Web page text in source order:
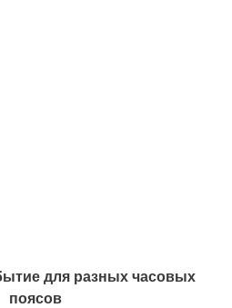
для разных часовых
поясов